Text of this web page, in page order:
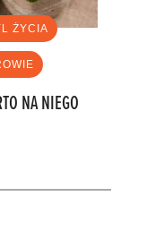
ŻYCIA
NA NIEGO